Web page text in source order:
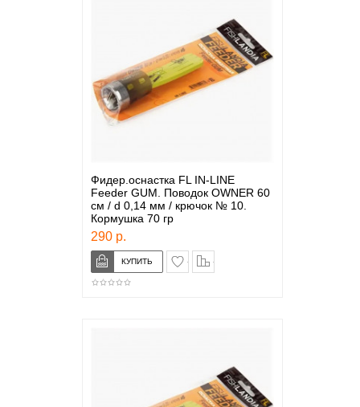
Фидер.оснастка FL IN-LINE
Feeder GUM. Поводок OWNER 60
см / d 0,14 мм / крючок № 10.
Кормушка 70 гр
290 р.
в закладки